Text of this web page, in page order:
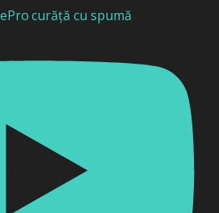
curăță cu spumă